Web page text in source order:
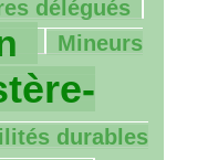
délégués
Mineurs
durables